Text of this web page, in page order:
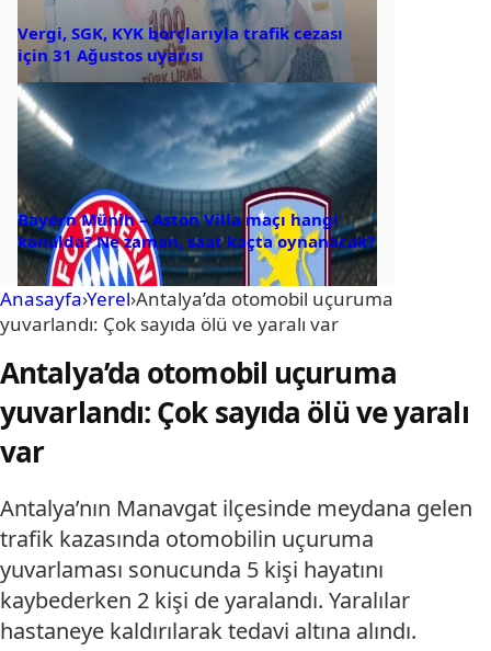
Vergi, SGK, KYK borçlarıyla trafik cezası
için 31 Ağustos uyarısı
Bayern Münih – Aston Villa maçı hangi
kanalda? Ne zaman, saat kaçta oynanacak?
Anasayfa›Yerel›Antalya’da otomobil uçuruma
yuvarlandı: Çok sayıda ölü ve yaralı var
Antalya’da otomobil uçuruma
yuvarlandı: Çok sayıda ölü ve yaralı
var
Antalya’nın Manavgat ilçesinde meydana gelen
trafik kazasında otomobilin uçuruma
yuvarlaması sonucunda 5 kişi hayatını
kaybederken 2 kişi de yaralandı. Yaralılar
hastaneye kaldırılarak tedavi altına alındı.